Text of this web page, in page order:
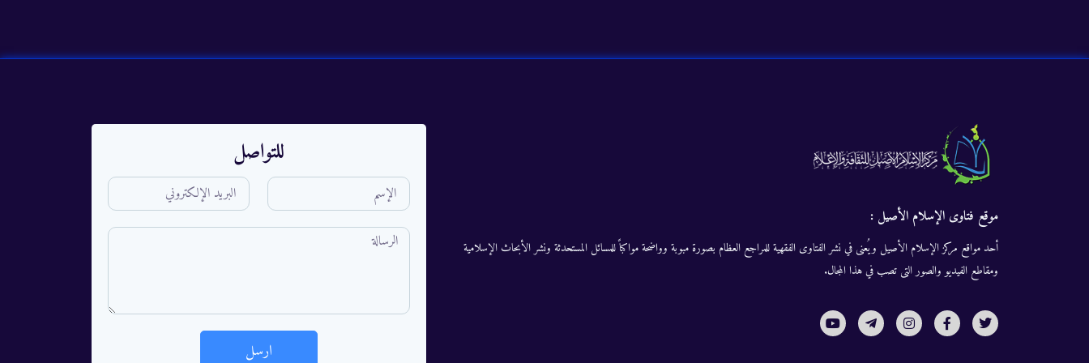
موقع فتاوى الإسلام الأصيل :
أحد مواقع مركز الإسلام الأصيل ويُعنى في نشر الفتاوى الفقهية للمراجع العظام بصورة مبوبة وواضحة مواكباً للمسائل المستحدثة ونشر الأبحاث الإسلامية
ومقاطع الفيديو والصور التى تصب في هذا المجال.
للتواصل
ارسل